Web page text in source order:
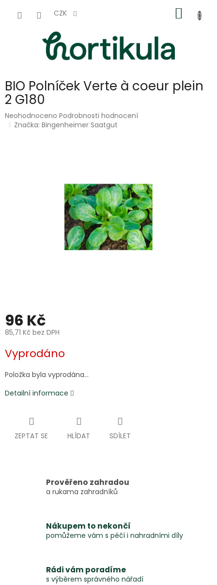
CZK
KOŠÍK
BIO Polníček Verte à coeur plein
2 G180
Průměrné
hodnocení
Neohodnoceno Podrobnosti hodnocení
Značka:Bingenheimer Saatgut
96 Kč
85,71 Kč bez DPH
cena:
Vyprodáno
Položka byla vyprodána…
Detailní informace
ZEPTAT SE HLÍDAT SDÍLET
Prověřeno zahradou
a rukama zahradníků
Nákupem to nekončí
pomůžeme vám s péčí i nahradními díly
Rádi vám poradíme
s výběrem správného nářadí